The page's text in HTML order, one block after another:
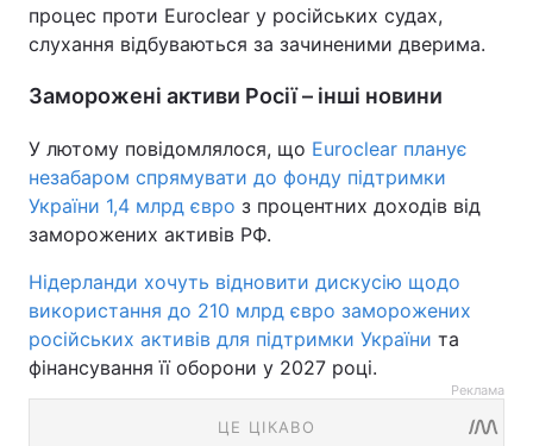
процес проти Euroclear у російських судах,
слухання відбуваються за зачиненими дверима.
Заморожені активи Росії – інші новини
У лютому повідомлялося, що Euroclear планує
незабаром спрямувати до фонду підтримки
України 1,4 млрд євро з процентних доходів від
заморожених активів РФ.
Нідерланди хочуть відновити дискусію щодо
використання до 210 млрд євро заморожених
російських активів для підтримки України та
фінансування її оборони у 2027 році.
Реклама